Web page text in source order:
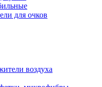
для очков
воздуха